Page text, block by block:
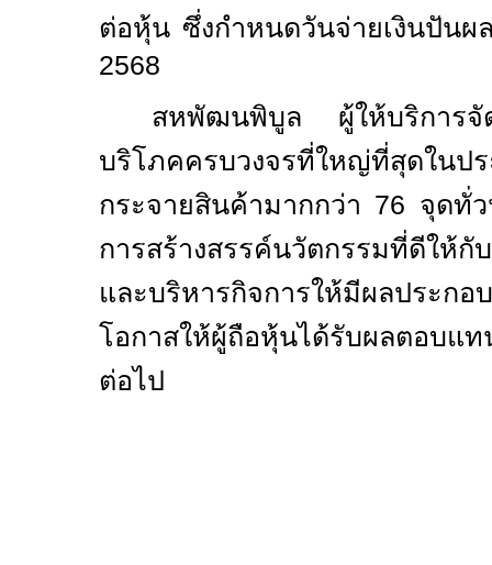
ต่อหุ้น ซึ่งกำหนดวันจ่ายเงินปัน
2568
สหพัฒนพิบูล ผู้ให้บริการจั
บริโภคครบวงจรที่ใหญ่ที่สุดใน
กระจายสินค้ามากกว่า 76 จุดทั่
การสร้างสรรค์นวัตกรรมที่ดีให้
และบริหารกิจการให้มีผลประ
โอกาสให้ผู้ถือหุ้นได้รับผลตอบแ
ต่อไป